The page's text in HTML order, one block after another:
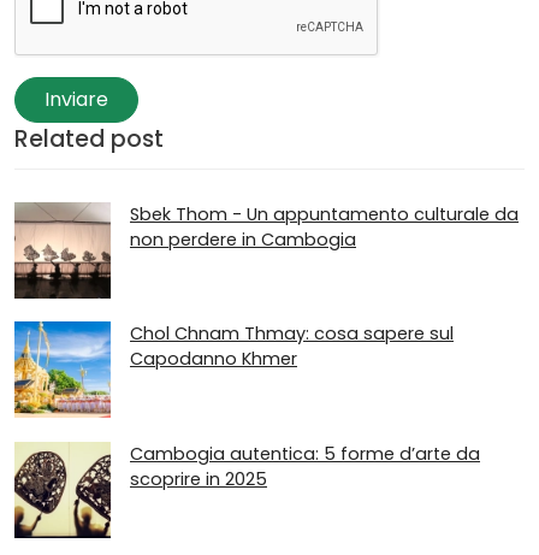
Inviare
Related post
Sbek Thom - Un appuntamento culturale da
non perdere in Cambogia
Chol Chnam Thmay: cosa sapere sul
Capodanno Khmer
Cambogia autentica: 5 forme d’arte da
scoprire in 2025